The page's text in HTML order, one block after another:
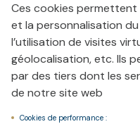
Ces cookies permettent
et la personnalisation
l’utilisation de visites
géolocalisation, etc. Ils
par des tiers dont les
de notre site web
Cookies de performance :